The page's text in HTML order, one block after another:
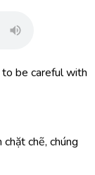
be careful with
chẽ, chúng